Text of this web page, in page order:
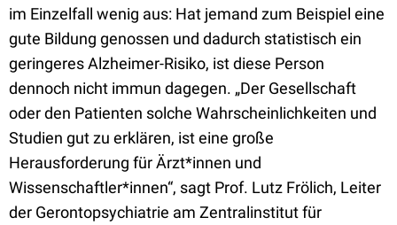
im Einzelfall wenig aus: Hat jemand zum Beispiel eine
gute Bildung genossen und dadurch statistisch ein
geringeres Alzheimer-Risiko, ist diese Person
dennoch nicht immun dagegen. „Der Gesellschaft
oder den Patienten solche Wahrscheinlichkeiten und
Studien gut zu erklären, ist eine große
Herausforderung für Ärzt*innen und
Wissenschaftler*innen“, sagt Prof. Lutz Frölich, Leiter
der Gerontopsychiatrie am Zentralinstitut für